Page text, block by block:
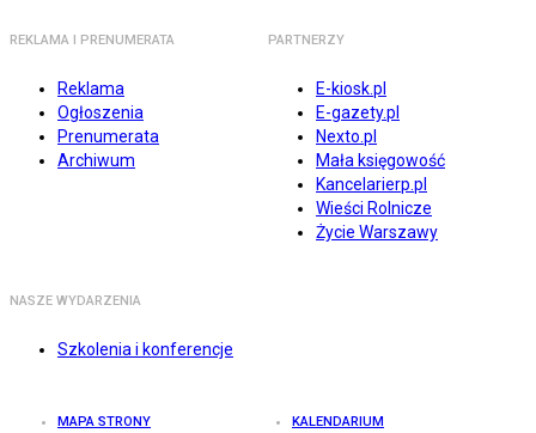
REKLAMA I PRENUMERATA
Reklama
Ogłoszenia
Prenumerata
Archiwum
PARTNERZY
E-kiosk.pl
E-gazety.pl
Nexto.pl
Mała księgowość
Kancelarierp.pl
Wieści Rolnicze
Życie Warszawy
NASZE WYDARZENIA
Szkolenia i konferencje
MAPA STRONY KALENDARIUM